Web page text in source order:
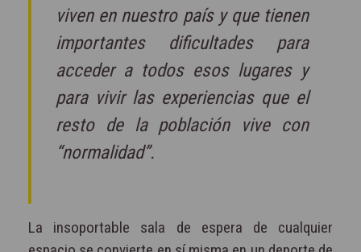
viven en nuestro país y que tienen
importantes dificultades para
acceder a todos esos lugares y
para vivir las experiencias que el
resto de la población vive con
“normalidad”.
La insoportable sala de espera de cualquier